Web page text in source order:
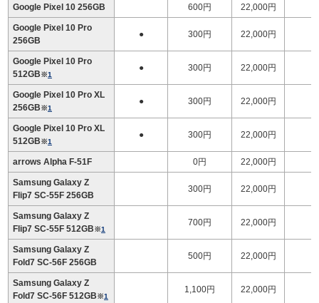
Google Pixel 10 256GB 600円 22,000円
Google Pixel 10 Pro
256GB
● 300円 22,000円
Google Pixel 10 Pro
512GB※1
● 300円 22,000円
Google Pixel 10 Pro XL
256GB※1
● 300円 22,000円
Google Pixel 10 Pro XL
512GB※1
● 300円 22,000円
arrows Alpha F-51F 0円 22,000円
Samsung Galaxy Z
Flip7 SC-55F 256GB
300円 22,000円
Samsung Galaxy Z
Flip7 SC-55F 512GB※1
700円 22,000円
Samsung Galaxy Z
Fold7 SC-56F 256GB
500円 22,000円
Samsung Galaxy Z
Fold7 SC-56F 512GB※1
1,100円 22,000円